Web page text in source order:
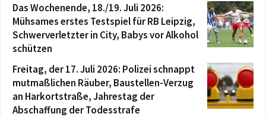
Das Wochenende, 18./19. Juli 2026:
Mühsames erstes Testspiel für RB Leipzig,
Schwerverletzter in City, Babys vor Alkohol
schützen
Freitag, der 17. Juli 2026: Polizei schnappt
mutmaßlichen Räuber, Baustellen-Verzug
an Harkortstraße, Jahrestag der
Abschaffung der Todesstrafe